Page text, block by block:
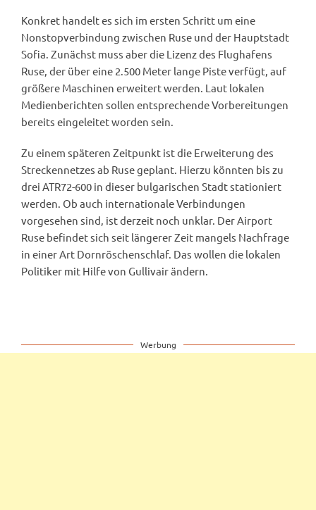
Konkret handelt es sich im ersten Schritt um eine
Nonstopverbindung zwischen Ruse und der Hauptstadt
Sofia. Zunächst muss aber die Lizenz des Flughafens
Ruse, der über eine 2.500 Meter lange Piste verfügt, auf
größere Maschinen erweitert werden. Laut lokalen
Medienberichten sollen entsprechende Vorbereitungen
bereits eingeleitet worden sein.
Zu einem späteren Zeitpunkt ist die Erweiterung des
Streckennetzes ab Ruse geplant. Hierzu könnten bis zu
drei ATR72-600 in dieser bulgarischen Stadt stationiert
werden. Ob auch internationale Verbindungen
vorgesehen sind, ist derzeit noch unklar. Der Airport
Ruse befindet sich seit längerer Zeit mangels Nachfrage
in einer Art Dornröschenschlaf. Das wollen die lokalen
Politiker mit Hilfe von Gullivair ändern.
Werbung